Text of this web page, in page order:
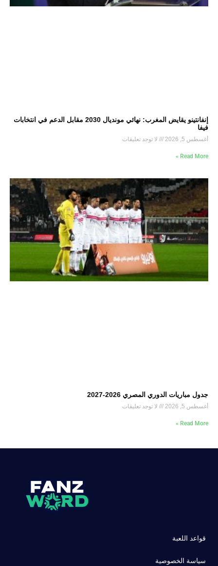
إنفانتينو يقايض المغرب: نهائي مونديال 2030 مقابل الدعم في انتخابات
فيفا
أغسطس 5, 2026 لا توجد تعليقات
Read More »
جدول مباريات الدوري المصري 2026-2027
أغسطس 5, 2026 لا توجد تعليقات
Read More »
قواعد اللعبة
سياسة الخصوصية